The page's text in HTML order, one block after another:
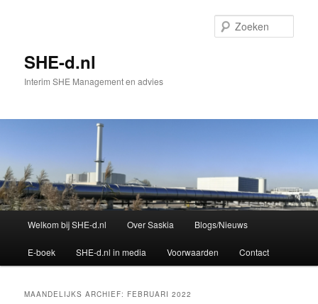
inhoud
inhoudSHE-d.nl
Interim SHE Management en advies
Welkom bij SHE-d.nl Over Saskia Blogs/Nieuws
E-boek SHE-d.nl in media Voorwaarden Contact
MAANDELIJKS ARCHIEF: FEBRUARI 2022